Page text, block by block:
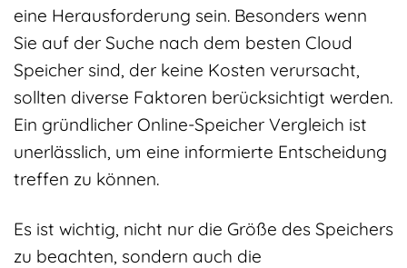
eine Herausforderung sein. Besonders wenn
Sie auf der Suche nach dem besten Cloud
Speicher sind, der keine Kosten verursacht,
sollten diverse Faktoren berücksichtigt werden.
Ein gründlicher Online-Speicher Vergleich ist
unerlässlich, um eine informierte Entscheidung
treffen zu können.
Es ist wichtig, nicht nur die Größe des Speichers
zu beachten, sondern auch die